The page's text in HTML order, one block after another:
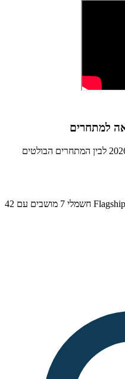
השוואת רמות הגימור של BYD טאנג 2026 לבין המתחרים הבולטים
לBYD טאנג יש רמת גימור אחת Flagship 4X4 חשמלי 7 מושבים עם 42